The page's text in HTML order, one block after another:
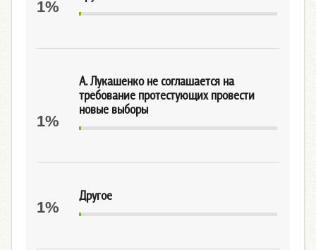
1%
А. Лукашенко не соглашается на
требование протестующих провести
новые выборы
1%
Другое
1%